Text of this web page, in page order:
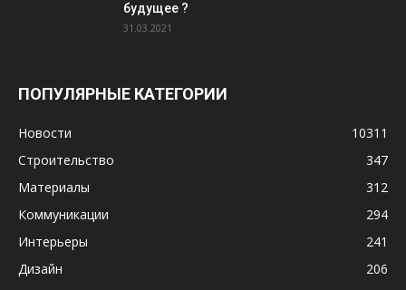
будущее ?
31.03.2021
ПОПУЛЯРНЫЕ КАТЕГОРИИ
Новости
10311
Строительство
347
Материалы
312
Коммуникации
294
Интерьеры
241
Дизайн
206